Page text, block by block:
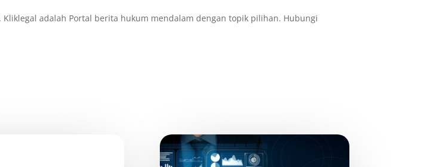
adalah Portal berita hukum mendalam dengan topik pilihan. Hubungi